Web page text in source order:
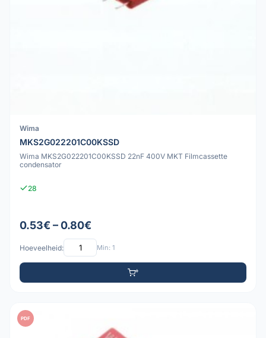
Wima
MKS2G022201C00KSSD
Wima MKS2G022201C00KSSD 22nF 400V MKT Filmcassette
condensator
28
0.53€ – 0.80€
Hoeveelheid: Min: 1
PDF